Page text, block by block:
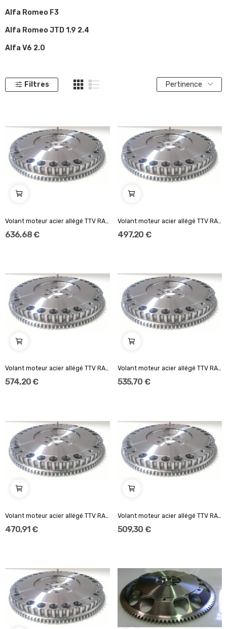
Alfa Romeo F3
Alfa Romeo JTD 1.9 2.4
Alfa V6 2.0
Filtres Pertinence
Volant moteur acier allégé TTV RACING Standard...
636,68 €
Volant moteur acier allégé TTV RACING 184mm...
497,20 €
Volant moteur acier allégé TTV RACING
574,20 €
Volant moteur acier allégé TTV RACING 230mm...
535,70 €
Volant moteur acier allégé TTV RACING 184mm...
470,91 €
Volant moteur acier allégé TTV RACING 2 x 184mm...
509,30 €